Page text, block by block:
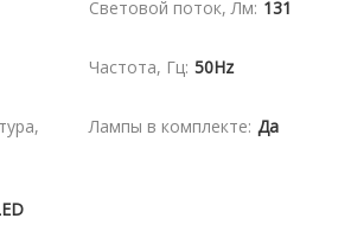
Световой поток, Лм: 131
Частота, Гц: 50Hz
Лампы в комплекте: Да